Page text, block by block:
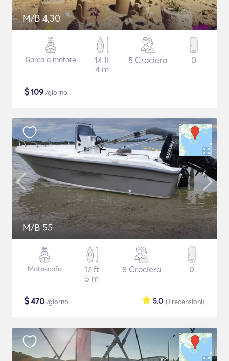
M/B 4,30
Barca a motore
14 ft
4 m
5 Crociera 0
$109 /giorno
M/B 55
Motoscafo
17 ft
5 m
8 Crociera 0
$470 /giorno (1 recensioni)
5.0